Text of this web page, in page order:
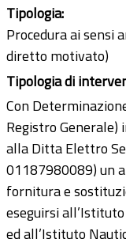
Tipologia:
Procedura ai sensi
diretto motivato)
Tipologia di
Con
Registro
alla Ditta Elettro
01187980089) un
fornitura e
eseguirsi all’Istituto
ed all’Istituto